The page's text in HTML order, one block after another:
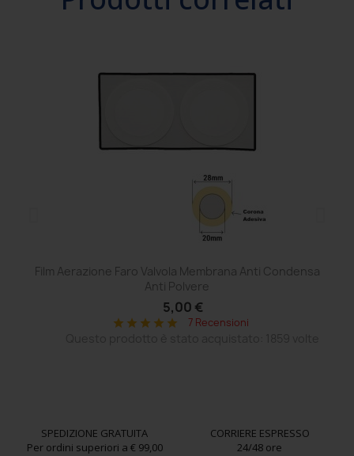
Film Aerazione Faro Valvola Membrana Anti Condensa
Anti Polvere
5,00 €
star star star star star 7 Recensioni
SPEDIZIONE GRATUITA
Per ordini superiori a € 99,00
CORRIERE ESPRESSO
24/48 ore